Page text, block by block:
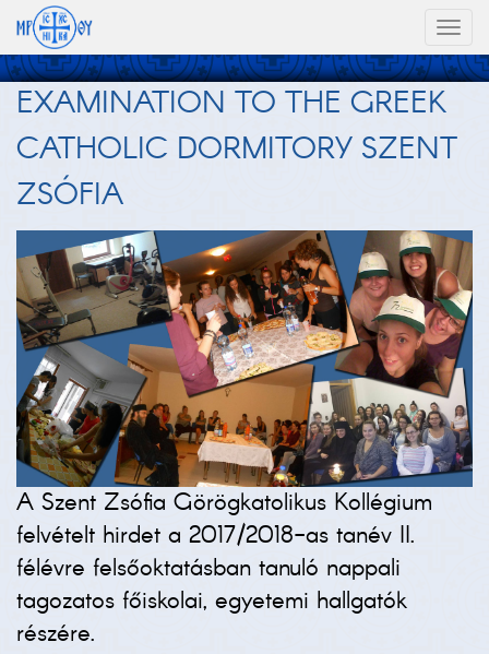
EXAMINATION TO THE GREEK
CATHOLIC DORMITORY SZENT
ZSÓFIA
A Szent Zsófia Görögkatolikus Kollégium
felvételt hirdet a 2017/2018-as tanév II.
félévre felsőoktatásban tanuló nappali
tagozatos főiskolai, egyetemi hallgatók
részére.